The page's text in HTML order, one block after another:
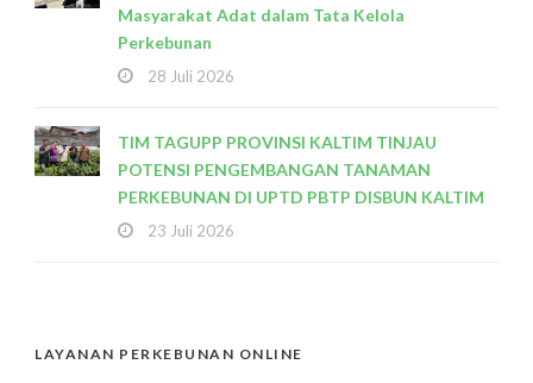
Masyarakat Adat dalam Tata Kelola
Perkebunan
28 Juli 2026
TIM TAGUPP PROVINSI KALTIM TINJAU
POTENSI PENGEMBANGAN TANAMAN
PERKEBUNAN DI UPTD PBTP DISBUN KALTIM
23 Juli 2026
LAYANAN PERKEBUNAN ONLINE